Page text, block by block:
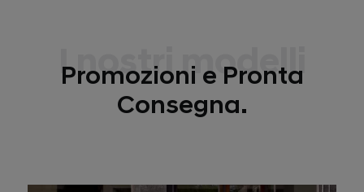
I nostri modelli
Promozioni e Pronta
Consegna.